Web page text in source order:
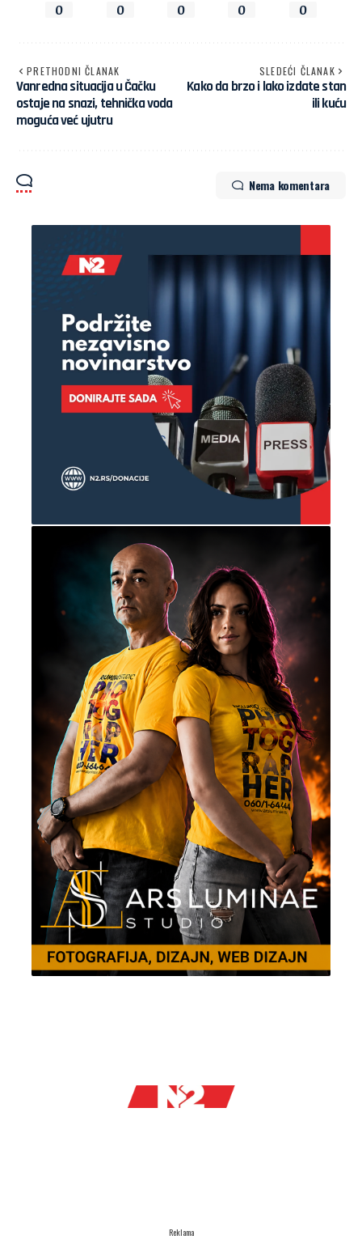
0 0 0 0 0
PRETHODNI ČLANAK
Vanredna situacija u Čačku
ostaje na snazi, tehnička voda
moguća već ujutru
SLEDEĆI ČLANAK
Kako da brzo i lako izdate stan
ili kuću
Nema komentara
Reklama